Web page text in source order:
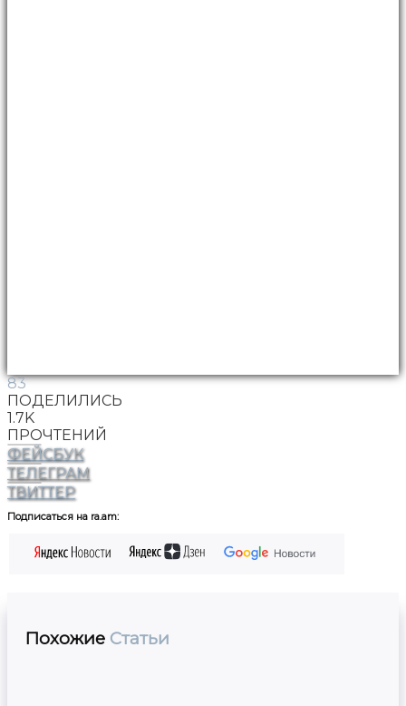
83
ПОДЕЛИЛИСЬ
1.7K
ПРОЧТЕНИЙ
ФЕЙСБУК
ТЕЛЕГРАМ
ТВИТТЕР
Подписаться на ra.am:
Похожие Статьи